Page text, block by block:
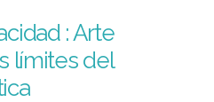
: Arte
límites del